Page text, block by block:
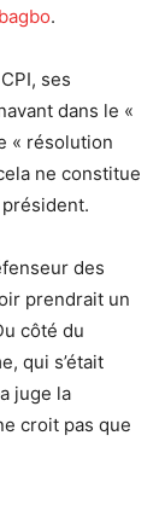
.
ses
dans le «
« résolution
ne constitue
président.
des
prendrait un
côté du
qui s’était
juge la
croit pas que